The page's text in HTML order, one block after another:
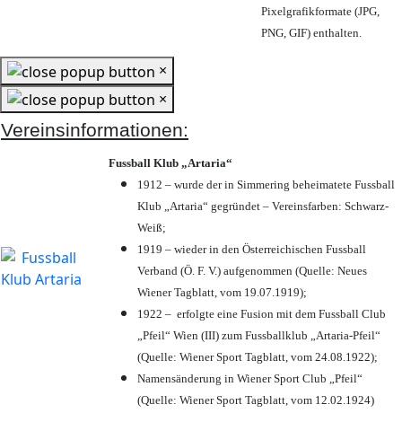
Pixelgrafikformate (JPG,
PNG, GIF) enthalten.
×
×
Vereinsinformationen:
Fussball Klub „Artaria“
1912 – wurde der in Simmering beheimatete Fussball
Klub „Artaria“ gegründet – Vereinsfarben: Schwarz-
Weiß;
1919 – wieder in den Österreichischen Fussball
Verband (Ö. F. V.) aufgenommen (Quelle: Neues
Wiener Tagblatt, vom 19.07.1919);
1922 – erfolgte eine Fusion mit dem Fussball Club
„Pfeil“ Wien (III) zum Fussballklub „Artaria-Pfeil“
(Quelle: Wiener Sport Tagblatt, vom 24.08.1922);
Namensänderung in Wiener Sport Club „Pfeil“
(Quelle: Wiener Sport Tagblatt, vom 12.02.1924)